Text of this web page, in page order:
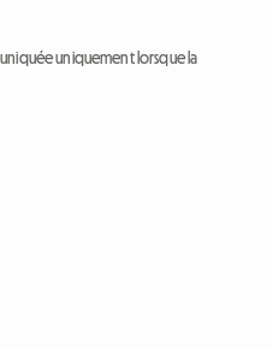
uniquement lorsque la